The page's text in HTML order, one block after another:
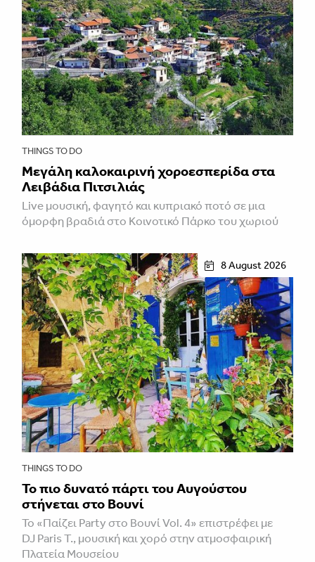
THINGS TO DO
Μεγάλη καλοκαιρινή χοροεσπερίδα στα
Λειβάδια Πιτσιλιάς
Live μουσική, φαγητό και κυπριακό ποτό σε μια
όμορφη βραδιά στο Κοινοτικό Πάρκο του χωριού
8 August 2026
THINGS TO DO
Το πιο δυνατό πάρτι του Αυγούστου
στήνεται στο Βουνί
Το «Παίζει Party στο Βουνί Vol. 4» επιστρέφει με
DJ Paris T., μουσική και χορό στην ατμοσφαιρική
Πλατεία Μουσείου